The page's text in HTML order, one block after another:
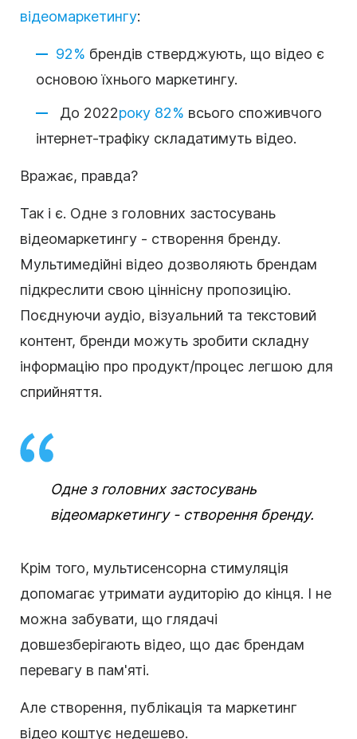
відеомаркетингу:
92% брендів стверджують, що відео є
основою їхнього маркетингу.
До 2022року 82% всього споживчого
інтернет-трафіку складатимуть відео.
Вражає, правда?
Так і є. Одне з головних застосувань
відеомаркетингу - створення бренду.
Мультимедійні відео дозволяють брендам
підкреслити свою ціннісну пропозицію.
Поєднуючи аудіо, візуальний та текстовий
контент, бренди можуть зробити складну
інформацію про продукт/процес легшою для
сприйняття.
Одне з головних застосувань
відеомаркетингу - створення бренду.
Крім того, мультисенсорна стимуляція
допомагає утримати аудиторію до кінця. І не
можна забувати, що глядачі
довшезберігають відео, що дає брендам
перевагу в пам'яті.
Але створення, публікація та маркетинг
відео коштує недешево.